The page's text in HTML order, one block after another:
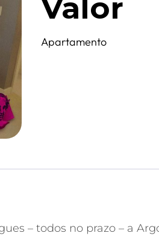
Valor
Apartamento
– todos no prazo – a